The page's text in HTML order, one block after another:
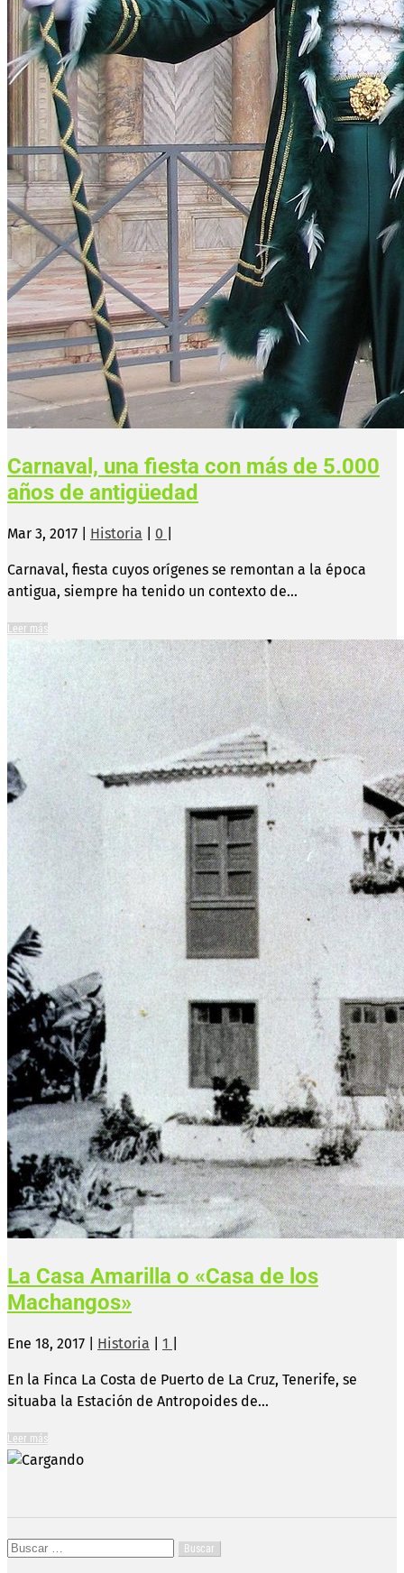
Carnaval, una fiesta con más de 5.000
años de antigüedad
Mar 3, 2017 Historia 0
Carnaval, fiesta cuyos orígenes se remontan a la época
antigua, siempre ha tenido un contexto de...
Leer más
La Casa Amarilla o «Casa de los
Machangos»
Ene 18, 2017 Historia 1
En la Finca La Costa de Puerto de La Cruz, Tenerife, se
situaba la Estación de Antropoides de...
Leer más
Buscar: